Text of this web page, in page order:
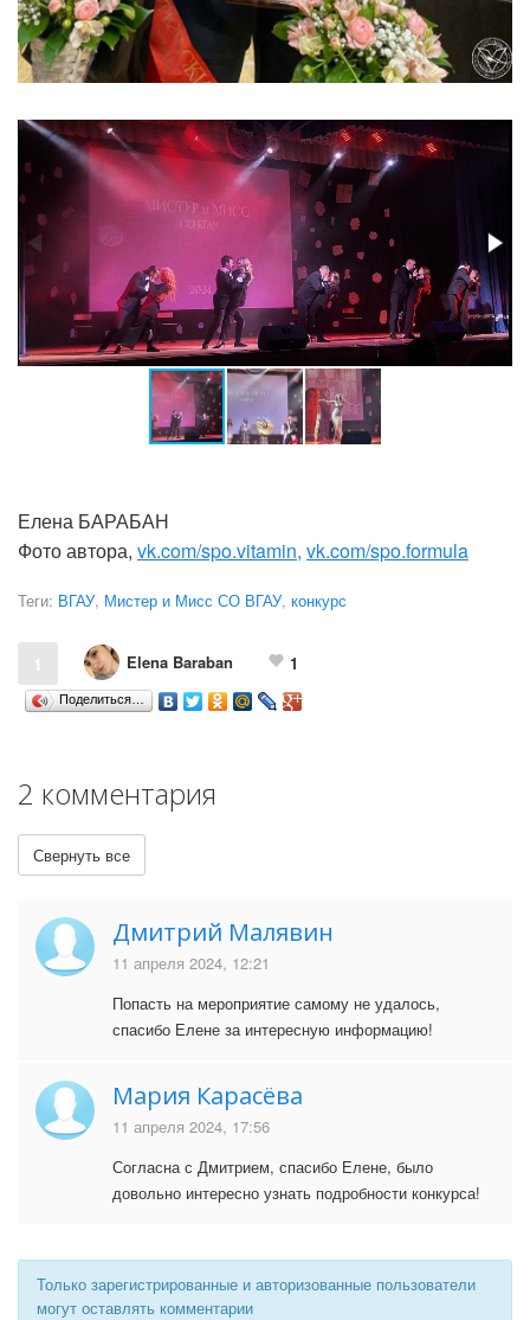
Елена БАРАБАН
Фото автора, vk.com/spo.vitamin, vk.com/spo.formula
Теги: ВГАУ, Мистер и Мисс СО ВГАУ, конкурс
1 Elena Baraban 1
Поделиться…
2 комментария
Свернуть все
Дмитрий Малявин
11 апреля 2024, 12:21
Попасть на мероприятие самому не удалось,
спасибо Елене за интересную информацию!
Мария Карасёва
11 апреля 2024, 17:56
Согласна с Дмитрием, спасибо Елене, было
довольно интересно узнать подробности конкурса!
Только зарегистрированные и авторизованные пользователи
могут оставлять комментарии